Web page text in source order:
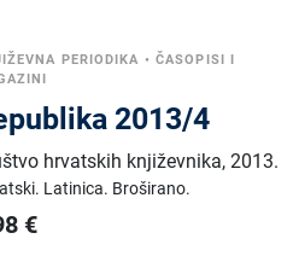
PERIODIKA • ČASOPISI I
2013/4
hrvatskih književnika,2013.
Latinica. Broširano.
€